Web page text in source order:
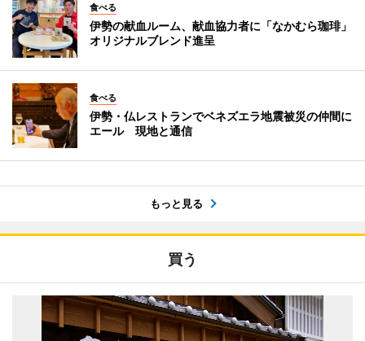
食べる
伊勢の献血ルーム、献血協力者に「なかむら珈琲」
オリジナルブレンド進呈
食べる
伊勢・仏レストランでベネズエラ地震被災の仲間に
エール 現地と通信
もっと見る
買う